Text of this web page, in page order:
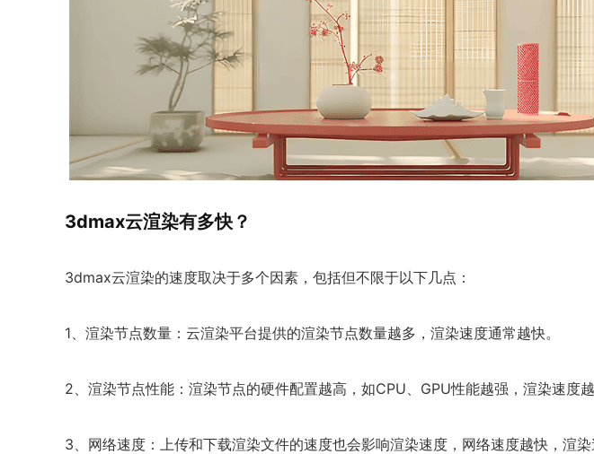
3dmax云渲染有多快？
3dmax云渲染的速度取决于多个因素，包括但不限于以下几点：
1、渲染节点数量：云渲染平台提供的渲染节点数量越多，渲染速度通常越快。
2、渲染节点性能：渲染节点的硬件配置越高，如CPU、GPU性能越强，渲染速度越
3、网络速度：上传和下载渲染文件的速度也会影响渲染速度，网络速度越快，渲染